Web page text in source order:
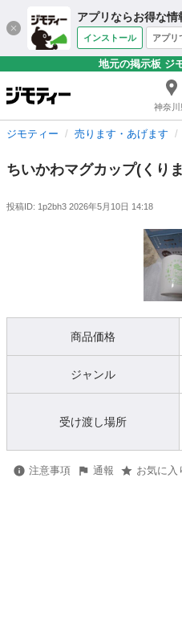
アプリならお得な情
インストール アプリ
地元の掲示板 ジ
神奈川
ジモティー 売ります・あげます
ちいかわマグカップ(くり
投稿ID: 1p2bh3 2026年5月10日 14:18
商品価格
ジャンル
受け渡し場所
注意事項 通報 お気に入